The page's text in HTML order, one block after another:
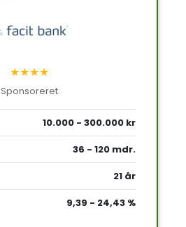
★★★★
Sponsoreret
10.000 - 300.000 kr
36 - 120 mdr.
21 år
9,39 - 24,43 %